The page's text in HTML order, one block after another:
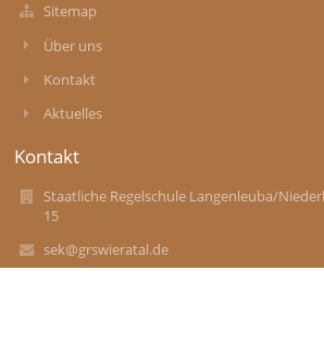
Sitemap
Über uns
Kontakt
Aktuelles
Kontakt
Staatliche Regelschule Langenleuba/
15
sek@grswieratal.de